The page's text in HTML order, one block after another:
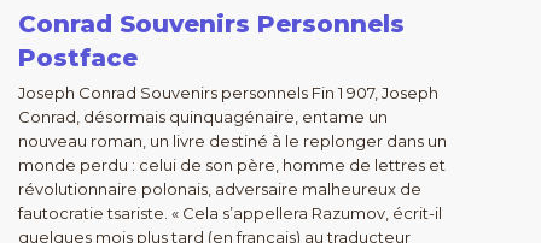
Conrad Souvenirs Personnels
Postface
Joseph Conrad Souvenirs personnels Fin 1 907, Joseph
Conrad, désormais quinquagénaire, entame un
nouveau roman, un livre destiné à le replonger dans un
monde perdu : celui de son père, homme de lettres et
révolutionnaire polonais, adversaire malheureux de
fautocratie tsariste. « Cela s’appellera Razumov, écrit-il
quelques mois plus tard (en français) au traducteur